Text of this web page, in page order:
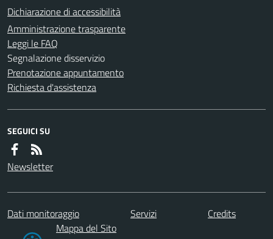
Dichiarazione di accessibilità
Amministrazione trasparente
Leggi le FAQ
Segnalazione disservizio
Prenotazione appuntamento
Richiesta d'assistenza
SEGUICI SU
Newsletter
Dati monitoraggio Servizi
Credits
Mappa del Sito